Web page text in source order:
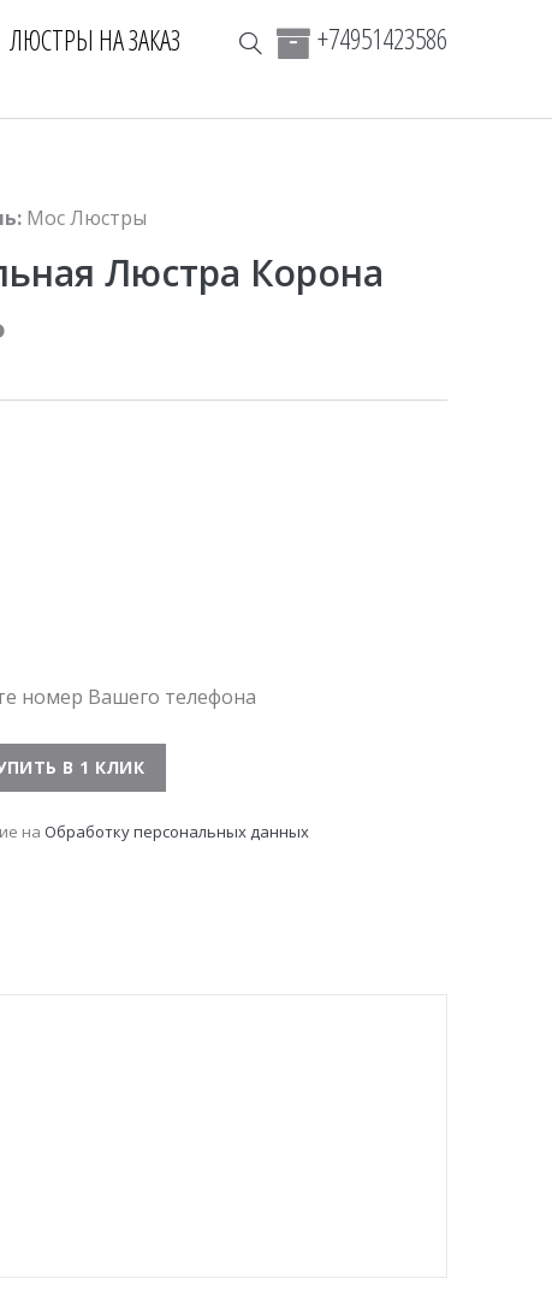
ЛЮСТРЫ НА ЗАКАЗ +74951423586
Мос Люстры
Люстра Корона
номер Вашего телефона
на Обработку персональных данных